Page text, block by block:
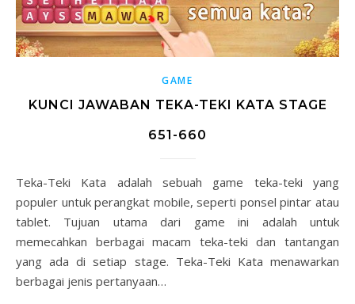
GAME
KUNCI JAWABAN TEKA-TEKI KATA STAGE
651-660
Teka-Teki Kata adalah sebuah game teka-teki yang
populer untuk perangkat mobile, seperti ponsel pintar atau
tablet. Tujuan utama dari game ini adalah untuk
memecahkan berbagai macam teka-teki dan tantangan
yang ada di setiap stage. Teka-Teki Kata menawarkan
berbagai jenis pertanyaan…